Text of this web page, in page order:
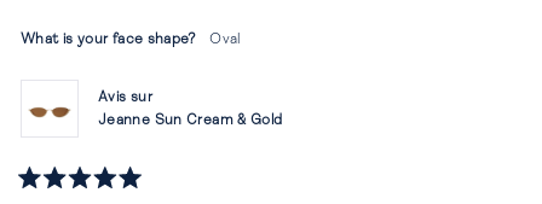
What is your face shape? Oval
Avis sur
Jeanne Sun Cream & Gold